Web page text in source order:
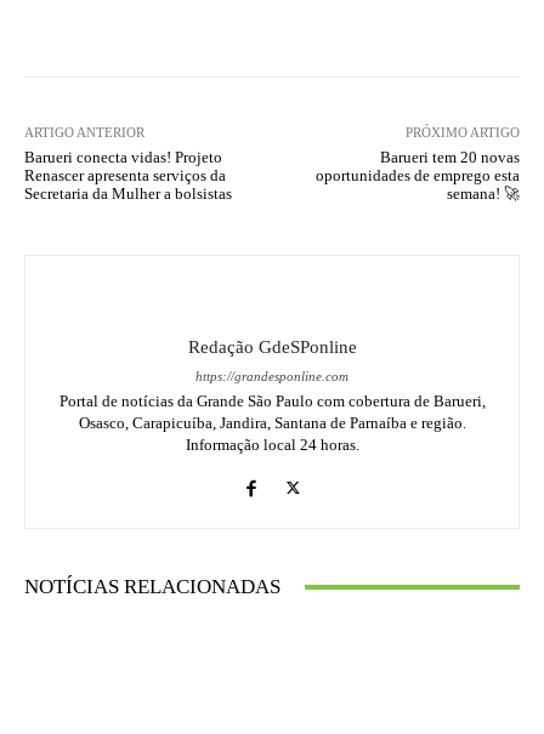
ARTIGO ANTERIOR
Barueri conecta vidas! Projeto
Renascer apresenta serviços da
Secretaria da Mulher a bolsistas
PRÓXIMO ARTIGO
Barueri tem 20 novas
oportunidades de emprego esta
semana! 🚀
Redação GdeSPonline
https://grandesponline.com
Portal de notícias da Grande São Paulo com cobertura de Barueri,
Osasco, Carapicuíba, Jandira, Santana de Parnaíba e região.
Informação local 24 horas.
NOTÍCIAS RELACIONADAS